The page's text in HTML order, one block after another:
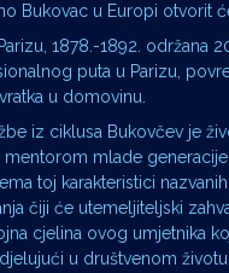
Bukovac u Europi otvorit
1878.-1892.
puta u Parizu,
u domovinu.
iz ciklusa Bukovčev je
mlade
toj karakteristici
čiji će utemeljiteljski
cjelina ovog umjetnika
u društvenom